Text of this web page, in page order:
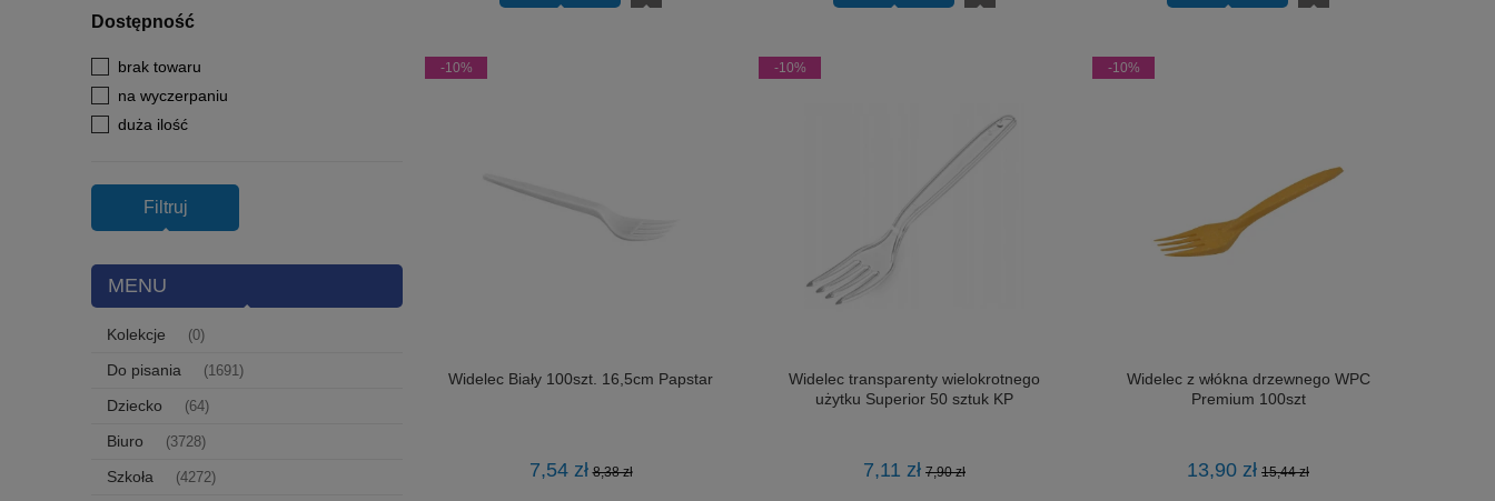
Dostępność
brak towaru
na wyczerpaniu
duża ilość
Filtruj
MENU
Kolekcje (0)
Do pisania (1691)
Dziecko (64)
Biuro (3728)
Szkoła (4272)
Widelec Biały 100szt. 16,5cm Papstar
7,54 zł 8,38 zł
-10%
Widelec transparenty wielokrotnego
użytku Superior 50 sztuk KP
7,11 zł 7,90 zł
-10%
Widelec z włókna drzewnego WPC
Premium 100szt
13,90 zł 15,44 zł
-10%